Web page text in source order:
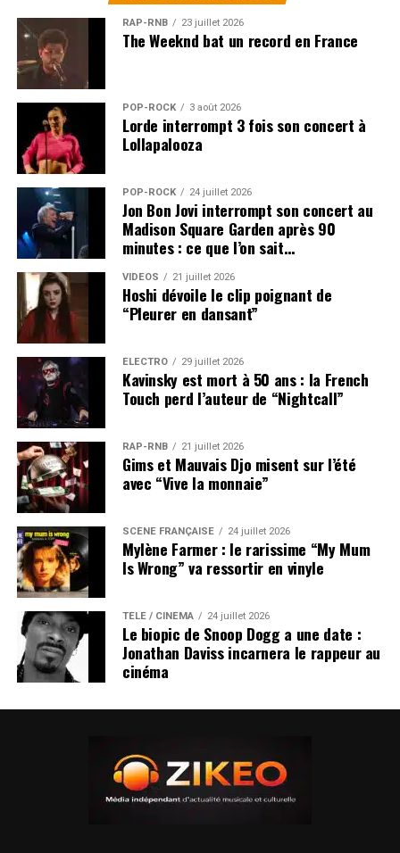
RAP-RNB 23 juillet 2026
The Weeknd bat un record en France
POP-ROCK 3 août 2026
Lorde interrompt 3 fois son concert à
Lollapalooza
POP-ROCK 24 juillet 2026
Jon Bon Jovi interrompt son concert au
Madison Square Garden après 90
minutes : ce que l’on sait…
VIDEOS 21 juillet 2026
Hoshi dévoile le clip poignant de
“Pleurer en dansant”
ÉLECTRO 29 juillet 2026
Kavinsky est mort à 50 ans : la French
Touch perd l’auteur de “Nightcall”
RAP-RNB 21 juillet 2026
Gims et Mauvais Djo misent sur l’été
avec “Vive la monnaie”
SCÈNE FRANÇAISE 24 juillet 2026
Mylène Farmer : le rarissime “My Mum
Is Wrong” va ressortir en vinyle
TÉLÉ / CINÉMA 24 juillet 2026
Le biopic de Snoop Dogg a une date :
Jonathan Daviss incarnera le rappeur au
cinéma